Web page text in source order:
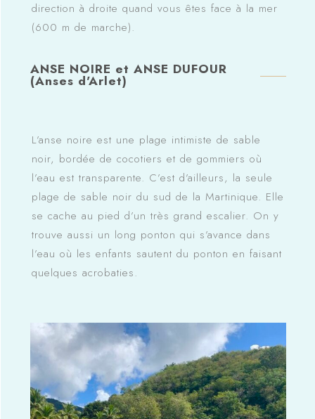
direction à droite quand vous êtes face à la mer
(600 m de marche).
ANSE NOIRE et ANSE DUFOUR
(Anses d'Arlet)
L’anse noire est une plage intimiste de sable
noir, bordée de cocotiers et de gommiers où
l’eau est transparente. C’est d’ailleurs, la seule
plage de sable noir du sud de la Martinique. Elle
se cache au pied d’un très grand escalier. On y
trouve aussi un long ponton qui s’avance dans
l’eau où les enfants sautent du ponton en faisant
quelques acrobaties.